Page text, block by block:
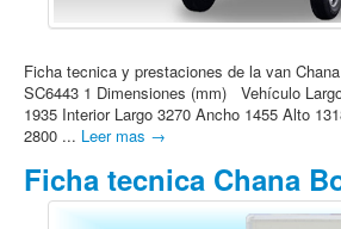
Ficha tecnica y prestaciones de la van
SC6443 1 Dimensiones (mm) Vehículo
1935 Interior Largo 3270 Ancho 1455 Alto
2800 ... Leer mas →
Ficha tecnica Chana